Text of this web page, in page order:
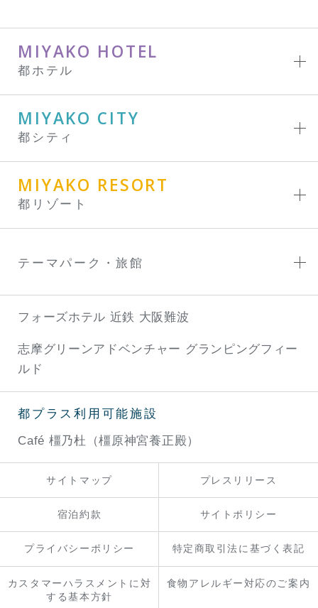
MIYAKO HOTEL
都ホテル
MIYAKO CITY
都シティ
MIYAKO RESORT
都リゾート
テーマパーク・旅館
フォーズホテル 近鉄 大阪難波
志摩グリーンアドベンチャー グランピングフィー
ルド
都プラス利用可能施設
Café 橿乃杜（橿原神宮養正殿）
サイトマップ プレスリリース
宿泊約款 サイトポリシー
プライバシーポリシー 特定商取引法に基づく表記
カスタマーハラスメントに対
する基本方針
食物アレルギー対応のご案内